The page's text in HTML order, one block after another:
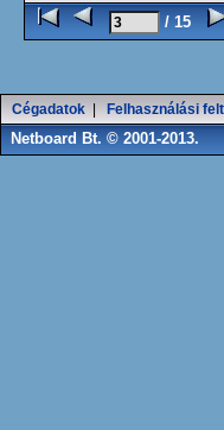
/ 15
Cégadatok Felhasználási
Netboard Bt. © 2001-2013.